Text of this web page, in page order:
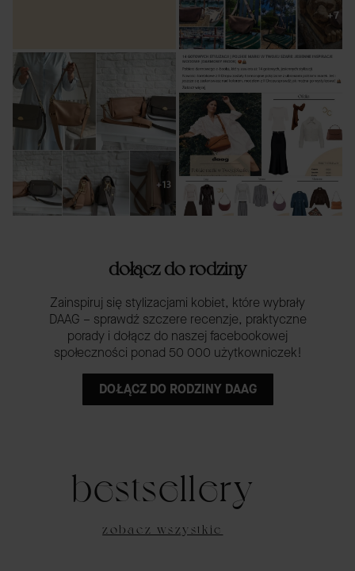
dołącz do rodziny
Zainspiruj się stylizacjami kobiet, które wybrały
DAAG – sprawdź szczere recenzje, praktyczne
porady i dołącz do naszej facebookowej
społeczności ponad 50 000 użytkowniczek!
DOŁĄCZ DO RODZINY DAAG
bestsellery
zobacz wszystkie